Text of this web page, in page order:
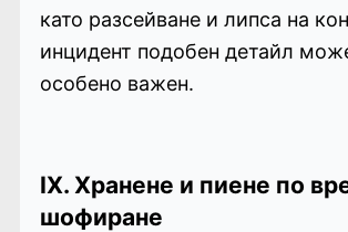
като разсейване и липса на
инцидент подобен детайл
особено важен.
IX. Хранене и пиене по
шофиране